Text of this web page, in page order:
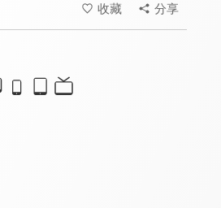
收藏 分享